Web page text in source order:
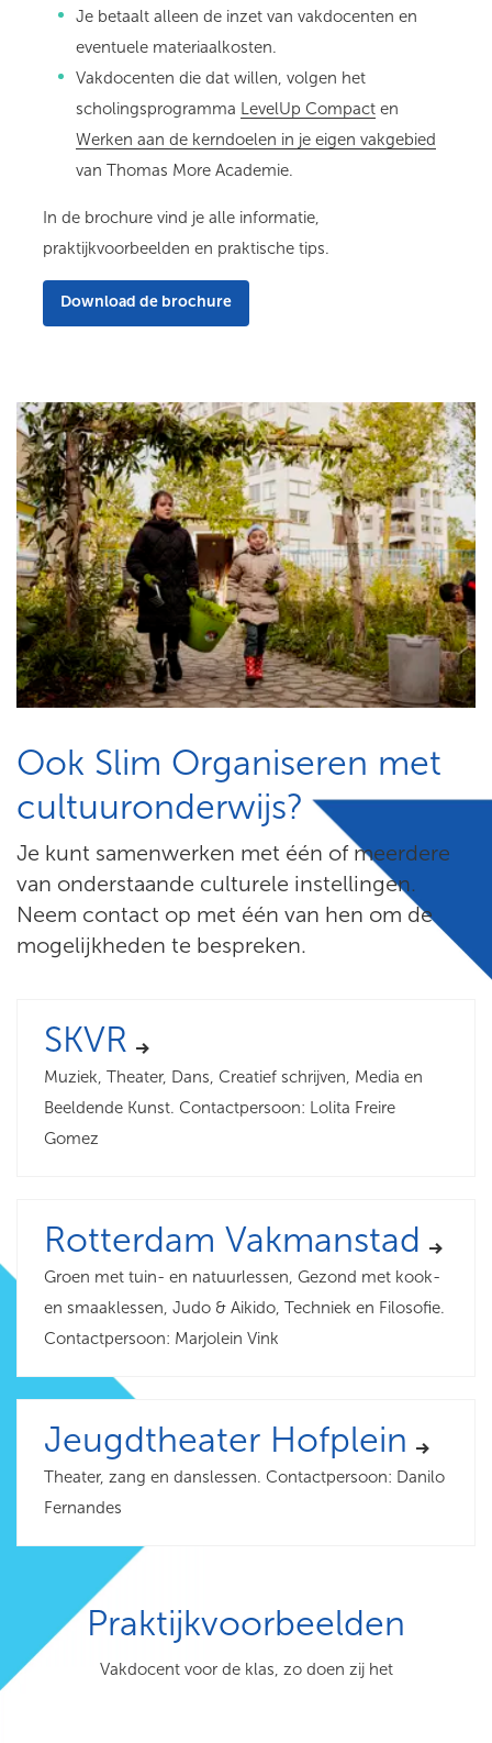
Je betaalt alleen de inzet van vakdocenten en
eventuele materiaalkosten.
Vakdocenten die dat willen, volgen het
scholingsprogramma LevelUp Compact en
Werken aan de kerndoelen in je eigen vakgebied
van Thomas More Academie.
In de brochure vind je alle informatie,
praktijkvoorbeelden en praktische tips.
Download de brochure
Ook Slim Organiseren met
cultuuronderwijs?
Je kunt samenwerken met één of meerdere
van onderstaande culturele instellingen.
Neem contact op met één van hen om de
mogelijkheden te bespreken.
SKVR
Muziek, Theater, Dans, Creatief schrijven, Media en
Beeldende Kunst. Contactpersoon: Lolita Freire
Gomez
Rotterdam Vakmanstad
Groen met tuin- en natuurlessen, Gezond met kook-
en smaaklessen, Judo & Aikido, Techniek en Filosofie.
Contactpersoon: Marjolein Vink
Jeugdtheater Hofplein
Theater, zang en danslessen. Contactpersoon: Danilo
Fernandes
Praktijkvoorbeelden
Vakdocent voor de klas, zo doen zij het